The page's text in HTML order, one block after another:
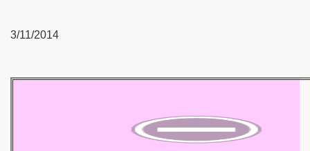
3/11/2014